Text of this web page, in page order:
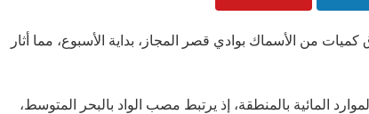
من الأسماك بوادي قصر المجاز، بداية الأسبوع، مما أثار
المائية بالمنطقة، إذ يرتبط مصب الواد بالبحر المتوسط،